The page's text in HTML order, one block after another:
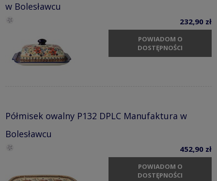
w Bolesławcu
232,90 zł
POWIADOM O
DOSTĘPNOŚCI
Półmisek owalny P132 DPLC Manufaktura w
Bolesławcu
452,90 zł
POWIADOM O
DOSTĘPNOŚCI